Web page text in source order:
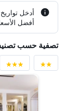
أدخل
أفضل
تصفية حسب